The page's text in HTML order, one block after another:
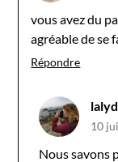
vous avez du
agréable de se
Répondre
10
Nous savons